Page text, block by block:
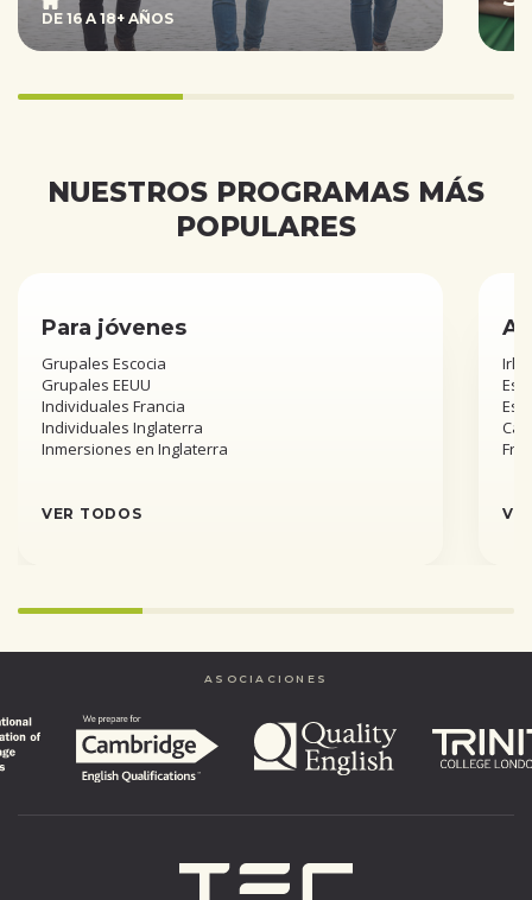
DE 16 A 18+ AÑOS
33.333333333333336%
NUESTROS PROGRAMAS MÁS
POPULARES
Para jóvenes
Grupales Escocia
Grupales EEUU
Individuales Francia
Individuales Inglaterra
Inmersiones en Inglaterra
VER TODOS
25%
completed
ASOCIACIONES